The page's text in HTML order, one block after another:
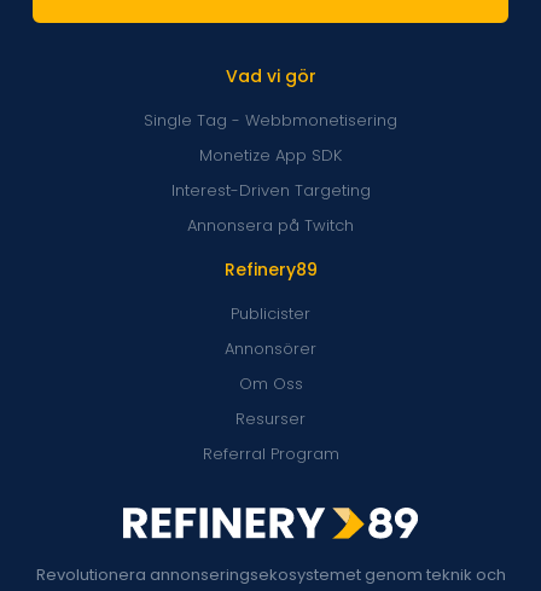
Revolutionera annonseringsekosystemet genom teknik och
Refinery89
Publicister
Annonsörer
Om Oss
Resurser
Referral Program
Vad vi gör
Single Tag - Webbmonetisering
Monetize App SDK
Interest-Driven Targeting
Annonsera på Twitch